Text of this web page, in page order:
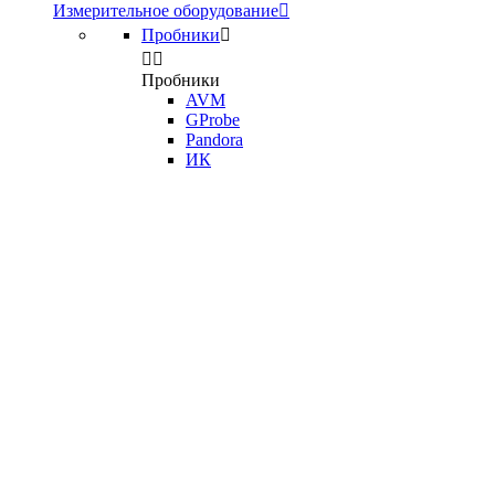
Измерительное оборудование
Пробники
 
Пробники
AVM
GProbe
Pandora
ИК